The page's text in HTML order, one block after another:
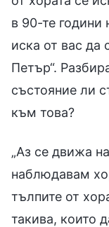
в 90-те
иска от вас да
Петър“.
състояние ли
към това?
„Аз се движа
наблюдавам
тълпите от
такива, които